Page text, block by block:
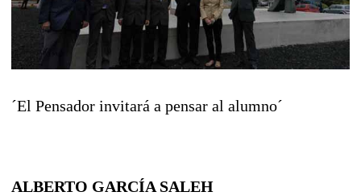
´El Pensador invitará a pensar al alumno´
ALBERTO GARCÍA SALEH